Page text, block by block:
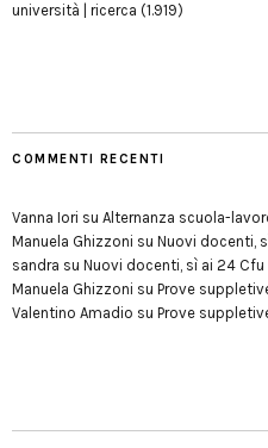
università | ricerca (1.919)
COMMENTI RECENTI
Vanna Iori su Alternanza scuola-
Manuela Ghizzoni su Nuovi docenti,
sandra su Nuovi docenti, sì ai 24
Manuela Ghizzoni su Prove
Valentino Amadio su Prove